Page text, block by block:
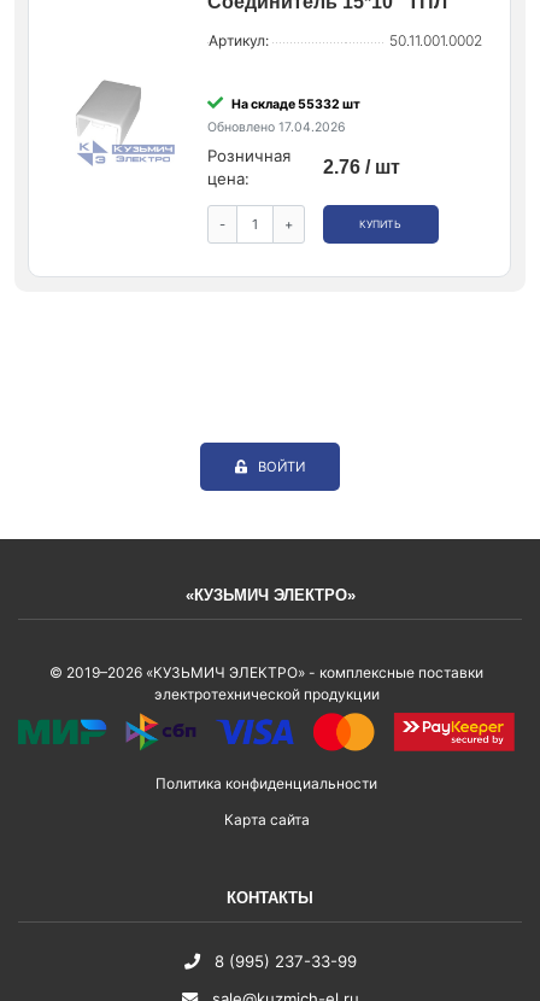
Артикул: 50.11.001.0002
На складе 55332 шт
Обновлено 17.04.2026
Розничная
цена:
2.76 / шт
- + КУПИТЬ
ВОЙТИ
«КУЗЬМИЧ ЭЛЕКТРО»
© 2019–2026 «КУЗЬМИЧ ЭЛЕКТРО» - комплексные поставки
электротехнической продукции
Политика конфиденциальности
Карта сайта
КОНТАКТЫ
8 (995) 237-33-99